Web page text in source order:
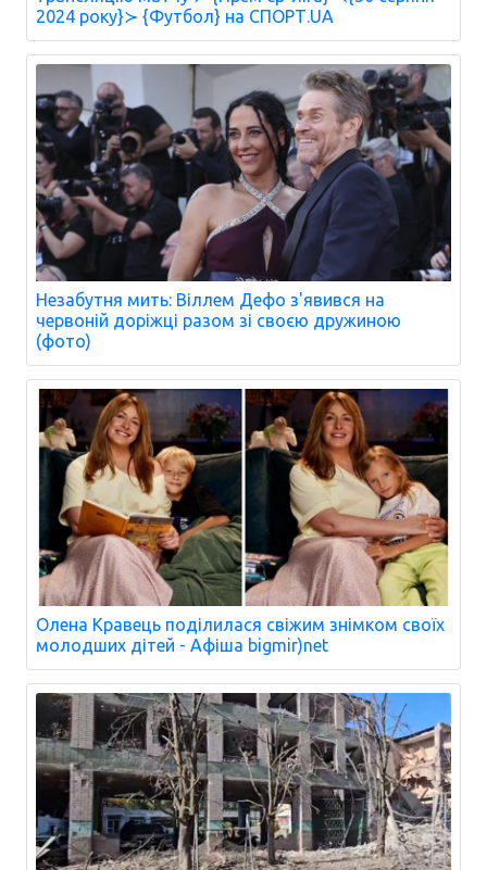
2024 року}≻ {Футбол} на СПОРТ.UA
Незабутня мить: Віллем Дефо з'явився на
червоній доріжці разом зі своєю дружиною
(фото)
Олена Кравець поділилася свіжим знімком своїх
молодших дітей - Афіша bigmir)net